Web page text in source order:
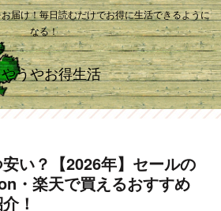
届け！毎日読むだけでお得に生活できるように
なる！
うやお得生活
い？【2026年】セールの
・楽天で買えるおすすめ
！